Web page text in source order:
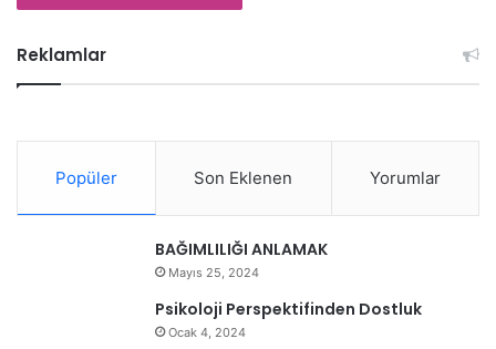
Reklamlar
Popüler Son Eklenen Yorumlar
BAĞIMLILIĞI ANLAMAK
Mayıs 25, 2024
Psikoloji Perspektifinden Dostluk
Ocak 4, 2024